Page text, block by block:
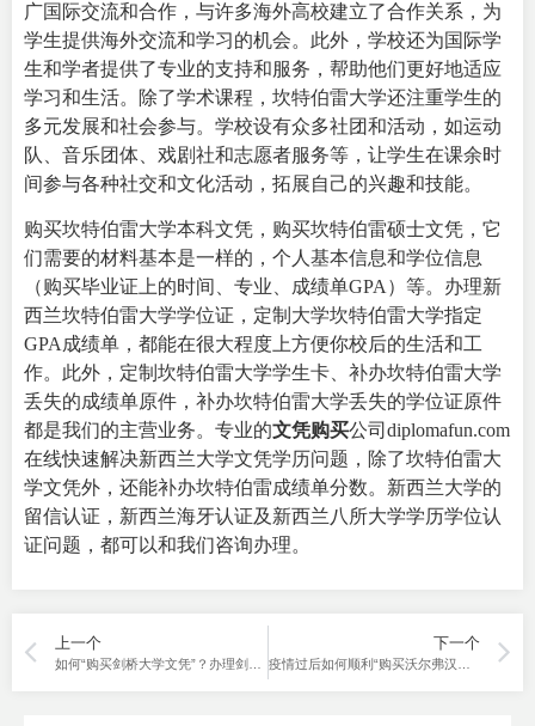
广国际交流和合作，与许多海外高校建立了合作关系，为
学生提供海外交流和学习的机会。此外，学校还为国际学
生和学者提供了专业的支持和服务，帮助他们更好地适应
学习和生活。
除了学术课程，坎特伯雷大学还注重学生的
多元发展和社会参与。学校设有众多社团和活动，如运动
队、音乐团体、戏剧社和志愿者服务等，让学生在课余时
间参与各种社交和文化活动，拓展自己的兴趣和技能。
购买坎特伯雷大学本科文凭，购买坎特伯雷硕士文凭，它
们需要的材料基本是一样的，个人基本信息和学位信息
（购买毕业证上的时间、专业、成绩单GPA）等。办理新
西兰坎特伯雷大学学位证，定制大学坎特伯雷大学指定
GPA成绩单，都能在很大程度上方便你校后的生活和工
作。此外，定制坎特伯雷大学学生卡、补办坎特伯雷大学
丢失的成绩单原件，补办坎特伯雷大学丢失的学位证原件
都是我们的主营业务。专业的文凭购买公司diplomafun.com
在线快速解决新西兰大学文凭学历问题，除了坎特伯雷大
学文凭外，还能补办坎特伯雷成绩单分数。新西兰大学的
留信认证，新西兰海牙认证及新西兰八所大学学历学位认
证问题，都可以和我们咨询办理。
上一个 下一个